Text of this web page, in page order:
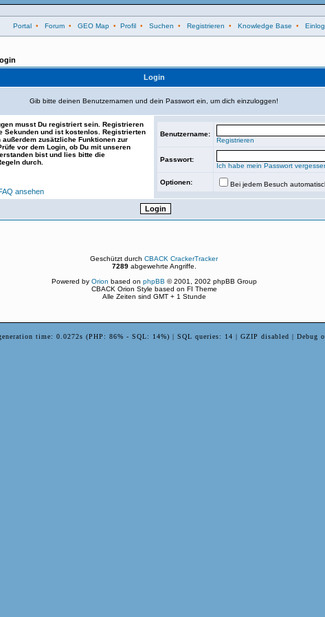
Portal • Forum • GEO Map • Profil • Suchen • Registrieren • Knowledge Base •
Login
Gib bitte deinen Benutzernamen und dein Passwort ein, um dich einzuloggen!
musst Du registriert sein. Registrieren
Sekunden und ist kostenlos. Registrierten
außerdem zusätzliche Funktionen zur
vor dem Login, ob Du mit unseren
bist und lies bitte die
durch.
ansehen
Benutzername:
Registrieren
Passwort:
Ich habe mein Passwort
Optionen: Bei jedem Besuch
Geschützt durch CBACK CrackerTracker
7289abgewehrte Angriffe.
Powered by Orion based on phpBB © 2001, 2002 phpBB Group
CBACK Orion Style based on FI Theme
Alle Zeiten sind GMT + 1 Stunde
time: 0.0272s (PHP: 86% - SQL: 14%) | SQL queries: 14 | GZIP disabled | Debug